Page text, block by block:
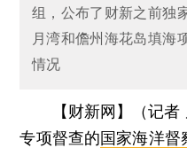
组，公布了财新之前独
月湾和儋州海花岛填海
情况
【财新网】（记者
专项督查的国家海洋督